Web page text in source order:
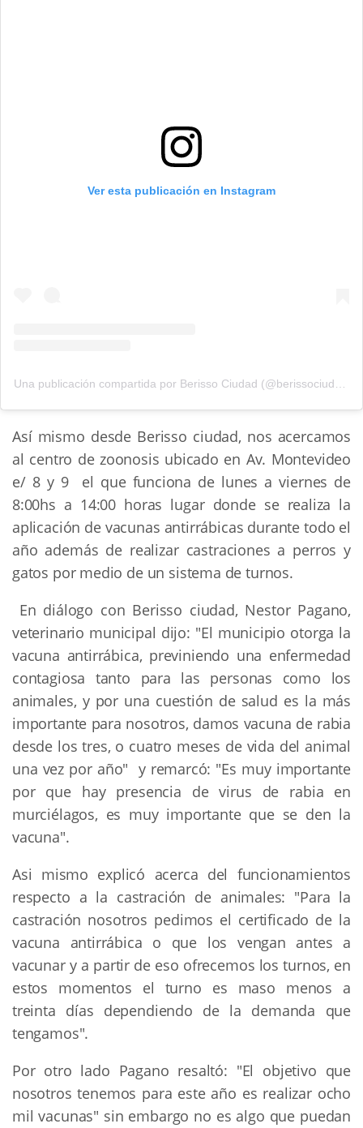
Ver esta publicación en Instagram
Una publicación compartida por Berisso Ciudad (@berissociudad)
Así mismo desde Berisso ciudad, nos acercamos
al centro de zoonosis ubicado en Av. Montevideo
e/ 8 y 9 el que funciona de lunes a viernes de
8:00hs a 14:00 horas lugar donde se realiza la
aplicación de vacunas antirrábicas durante todo el
año además de realizar castraciones a perros y
gatos por medio de un sistema de turnos.
En diálogo con Berisso ciudad, Nestor Pagano,
veterinario municipal dijo: "El municipio otorga la
vacuna antirrábica, previniendo una enfermedad
contagiosa tanto para las personas como los
animales, y por una cuestión de salud es la más
importante para nosotros, damos vacuna de rabia
desde los tres, o cuatro meses de vida del animal
una vez por año" y remarcó: "Es muy importante
por que hay presencia de virus de rabia en
murciélagos, es muy importante que se den la
vacuna".
Asi mismo explicó acerca del funcionamientos
respecto a la castración de animales: "Para la
castración nosotros pedimos el certificado de la
vacuna antirrábica o que los vengan antes a
vacunar y a partir de eso ofrecemos los turnos, en
estos momentos el turno es maso menos a
treinta días dependiendo de la demanda que
tengamos".
Por otro lado Pagano resaltó: "El objetivo que
nosotros tenemos para este año es realizar ocho
mil vacunas" sin embargo no es algo que puedan